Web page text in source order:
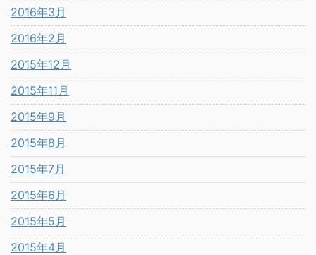
2016年3月
2016年2月
2015年12月
2015年11月
2015年9月
2015年8月
2015年7月
2015年6月
2015年5月
2015年4月